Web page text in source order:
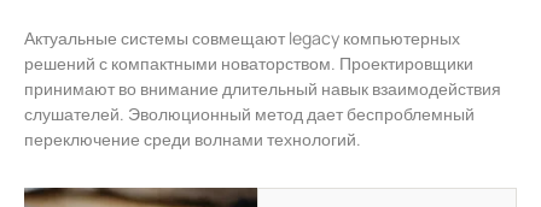
Актуальные системы совмещают legacy компьютерных
решений с компактными новаторством. Проектировщики
принимают во внимание длительный навык взаимодействия
слушателей. Эволюционный метод дает беспроблемный
переключение среди волнами технологий.